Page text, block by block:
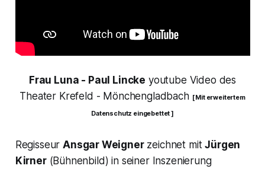
Frau Luna - Paul Lincke youtube Video des
Theater Krefeld - Mönchengladbach [ Mit erweitertem
Datenschutz eingebettet ]
RegisseurAnsgar Weignerzeichnet mitJürgen
Kirner(Bühnenbild) in seiner Inszenierung